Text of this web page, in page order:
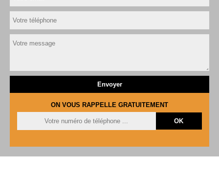
ON VOUS RAPPELLE GRATUITEMENT